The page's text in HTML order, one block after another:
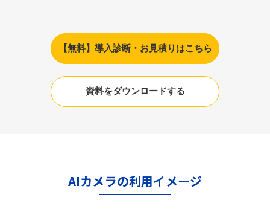
【無料】導入診断・お見積りはこちら
資料をダウンロードする
AIカメラの利用イメージ